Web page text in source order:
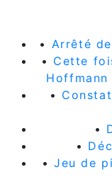
• Arrêté
• Cette
•
•
•
•Jeu de